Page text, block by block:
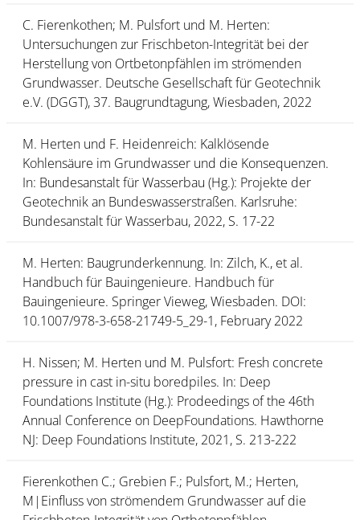
C. Fierenkothen; M. Pulsfort und M. Herten:
Untersuchungen zur Frischbeton-Integrität bei der
Herstellung von Ortbetonpfählen im strömenden
Grundwasser. Deutsche Gesellschaft für Geotechnik
e.V. (DGGT), 37. Baugrundtagung, Wiesbaden, 2022
M. Herten und F. Heidenreich: Kalklösende
Kohlensäure im Grundwasser und die Konsequenzen.
In: Bundesanstalt für Wasserbau (Hg.): Projekte der
Geotechnik an Bundeswasserstraßen. Karlsruhe:
Bundesanstalt für Wasserbau, 2022, S. 17-22
M. Herten: Baugrunderkennung. In: Zilch, K., et al.
Handbuch für Bauingenieure. Handbuch für
Bauingenieure. Springer Vieweg, Wiesbaden. DOI:
10.1007/978-3-658-21749-5_29-1, February 2022
H. Nissen; M. Herten und M. Pulsfort: Fresh concrete
pressure in cast in-situ boredpiles. In: Deep
Foundations Institute (Hg.): Prodeedings of the 46th
Annual Conference on DeepFoundations. Hawthorne
NJ: Deep Foundations Institute, 2021, S. 213-222
Fierenkothen C.; Grebien F.; Pulsfort, M.; Herten,
M|Einfluss von strömendem Grundwasser auf die